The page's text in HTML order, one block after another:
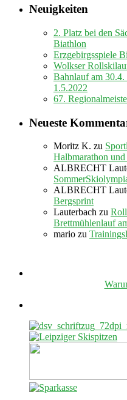
Neuigkeiten
2. Platz bei den
Biathlon
Erzgebirgsspiele
Wolkser
Bahnlauf am
1.5.2022
67.
Neueste
Moritz K. zu
Halbmarathon
ALBRECHT
ALBRECHT
Bergsprint
Lauterbach zu
Brettmühlenlauf
mario zu